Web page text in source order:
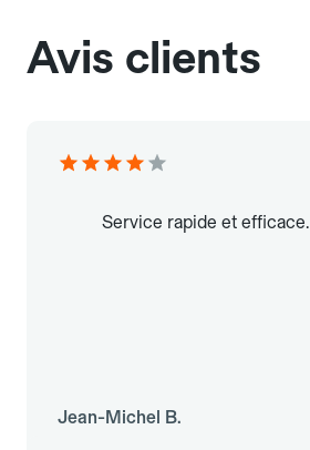
Avis clients
Service rapide et efficace.
Jean-Michel B.